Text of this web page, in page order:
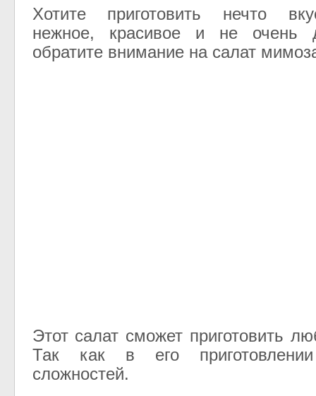
Хотите приготовить нечто
нежное, красивое и не очень
обратите внимание на салат
Этот салат сможет приготовить
Так как в его
сложностей.